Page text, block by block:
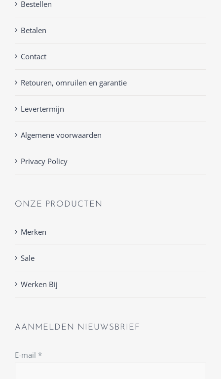
Bestellen
Betalen
Contact
Retouren, omruilen en garantie
Levertermijn
Algemene voorwaarden
Privacy Policy
ONZE PRODUCTEN
Merken
Sale
Werken Bij
AANMELDEN NIEUWSBRIEF
E-mail *